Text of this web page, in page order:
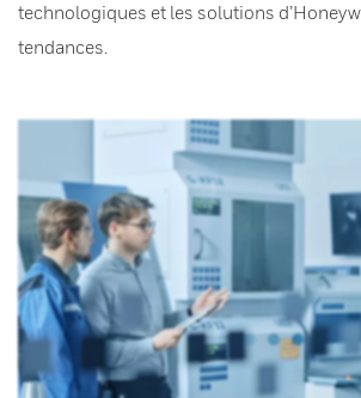
technologiques et les solutions
tendances.